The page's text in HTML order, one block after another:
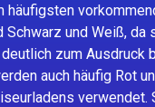
häufigsten
und Weiß, da
zum Ausdruck
auch häufig Rot
verwendet.